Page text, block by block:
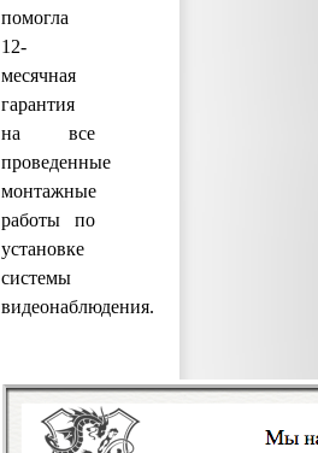
помогла
12-
месячная
гарантия
на все
проведенные
монтажные
работы по
установке
системы
видеонаблюдения.